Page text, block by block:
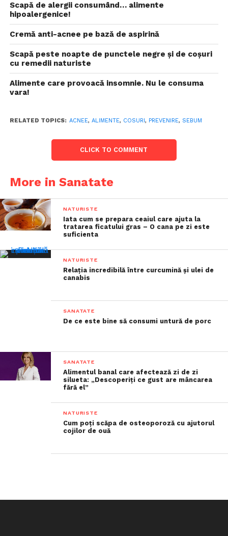
Scapă de alergii consumând… alimente
hipoalergenice!
Cremă anti-acnee pe bază de aspirină
Scapă peste noapte de punctele negre și de coșuri
cu remedii naturiste
Alimente care provoacă insomnie. Nu le consuma
vara!
RELATED TOPICS: ACNEE, ALIMENTE, COSURI, PREVENIRE, SEBUM
CLICK TO COMMENT
More in Sanatate
NATURISTE
Iata cum se prepara ceaiul care ajuta la
tratarea ficatului gras – O cana pe zi este
suficienta
NATURISTE
Relația incredibilă între curcumină și ulei de
canabis
SANATATE
De ce este bine să consumi untură de porc
SANATATE
Alimentul banal care afectează zi de zi
silueta: „Descoperiți ce gust are mâncarea
fără el”
NATURISTE
Cum poți scăpa de osteoporoză cu ajutorul
cojilor de ouă